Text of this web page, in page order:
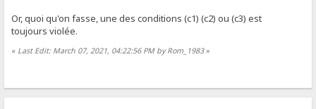
Or, quoi qu'on fasse, une des conditions (c1) (c2) ou (c3) est
toujours violée.
« Last Edit: March 07, 2021, 04:22:56 PM by Rom_1983»